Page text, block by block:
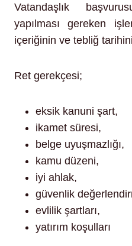
Vatandaşlık
yapılması gereken
içeriğinin ve tebliğ
Ret gerekçesi;
eksik kanuni şart,
ikamet süresi,
belge uyuşmazlığı,
kamu düzeni,
iyi ahlak,
güvenlik
evlilik şartları,
yatırım koşulları